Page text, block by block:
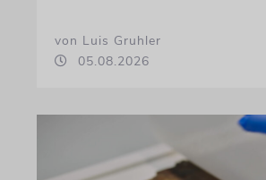
von Luis Gruhler
05.08.2026